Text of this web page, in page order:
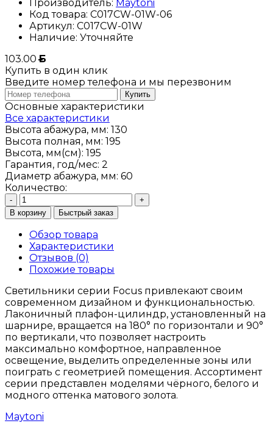
Производитель: Maytoni
Код товара: C017CW-01W-06
Артикул: C017CW-01W
Наличие: Уточняйте
103.00Б
Купить в один клик
Введите номер телефона и мы перезвоним
Купить
Основные характеристики
Все характеристики
Высота абажура, мм: 130
Высота полная, мм: 195
Высота, мм(см): 195
Гарантия, год/мес: 2
Диаметр абажура, мм: 60
Количество:
-
+
В корзину
Быстрый заказ
Обзор товара
Характеристики
Отзывов (0)
Похожие товары
Светильники серии Focus привлекают своим
современном дизайном и функциональностью.
Лаконичный плафон-цилиндр, установленный на
шарнире, вращается на 180° по горизонтали и 90°
по вертикали, что позволяет настроить
максимально комфортное, направленное
освещение, выделить определенные зоны или
поиграть с геометрией помещения. Ассортимент
серии представлен моделями чёрного, белого и
модного оттенка матового золота.
Maytoni